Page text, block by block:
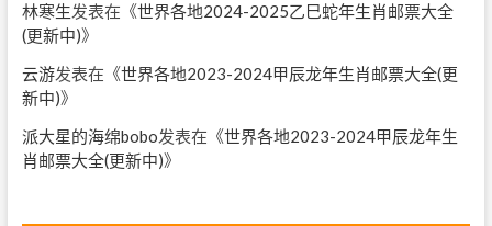
林寒生发表在《世界各地2024-2025乙巳蛇年生肖邮票大全
(更新中)》
云游发表在《世界各地2023-2024甲辰龙年生肖邮票大全(更
新中)》
派大星的海绵bobo发表在《世界各地2023-2024甲辰龙年生
肖邮票大全(更新中)》